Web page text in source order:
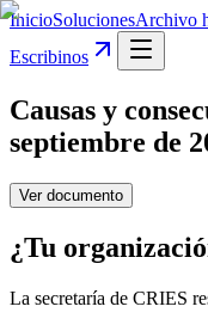
InicioSolucionesArchivo
Escribinos
Causas y
septiembre de
Ver documento
¿Tu
La secretaría de CRIES